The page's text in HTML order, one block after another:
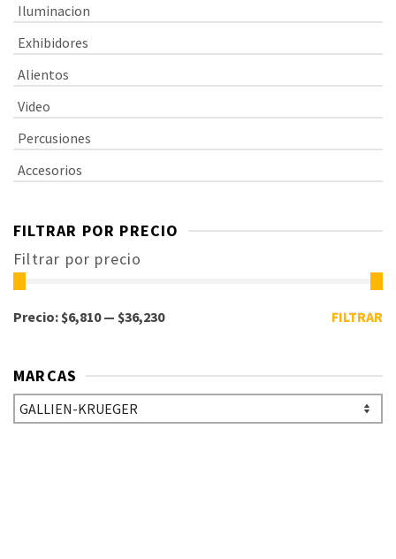
Iluminacion
Exhibidores
Alientos
Video
Percusiones
Accesorios
FILTRAR POR PRECIO
Filtrar por precio
FILTRAR
Precio:$6,810— $36,230
MARCAS